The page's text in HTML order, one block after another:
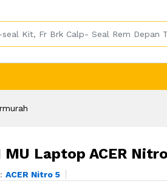
MU Laptop ACER
ACER Nitro 5